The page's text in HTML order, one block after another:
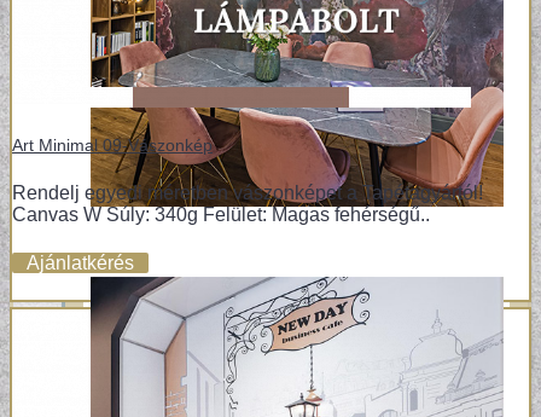
Art Minimal 09-Vászonkép
Rendelj egyedi méretben vászonképet a Tapétagyártól!
Canvas W Súly: 340g Felület: Magas fehérségű..
Ajánlatkérés